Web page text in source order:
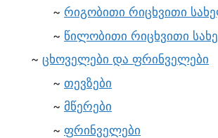
რიგობითი რიცხვითი
წილობითი რიცხვითი
ცხოველები და ფრინველები
თევზები
მწერები
ფრინველები